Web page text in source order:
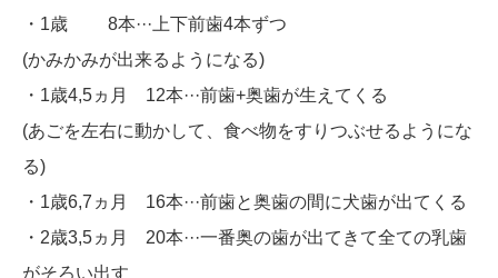
・1歳 8本···上下前歯4本ずつ
(かみかみが出来るようになる)
・1歳4,5ヵ月 12本···前歯+奥歯が生えてくる
(あごを左右に動かして、食べ物をすりつぶせるようにな
る)
・1歳6,7ヵ月 16本···前歯と奥歯の間に犬歯が出てくる
・2歳3,5ヵ月 20本···一番奥の歯が出てきて全ての乳歯
がそろい出す